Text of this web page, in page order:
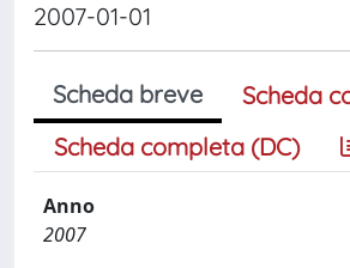
2007-01-01
Scheda breve
Scheda
Scheda completa (DC)
Anno
2007